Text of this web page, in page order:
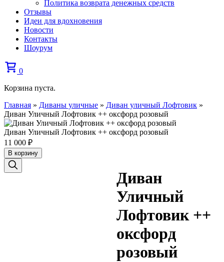
Политика возврата денежных средств
Отзывы
Идеи для вдохновения
Новости
Контакты
Шоурум
0
Корзина пуста.
Главная » Диваны уличные » Диван уличный Лофтовик »
Диван Уличный Лофтовик ++ оксфорд розовый
Диван Уличный Лофтовик ++ оксфорд розовый
11 000 ₽
В корзину
Диван
Уличный
Лофтовик ++
оксфорд
розовый